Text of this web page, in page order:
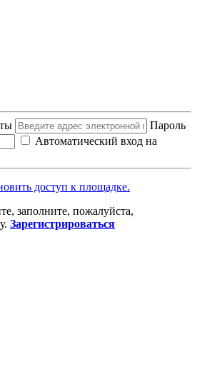
Пароль
Автоматический вход на
доступ к площадке.
заполните, пожалуйста,
Зарегистрироваться